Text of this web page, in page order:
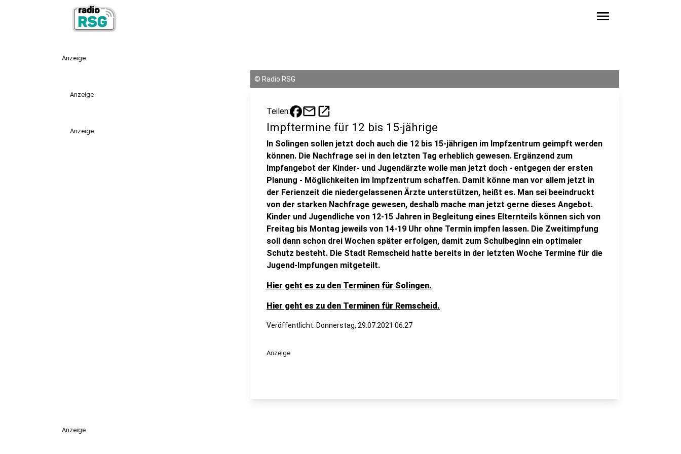
menu
Anzeige
Anzeige
Anzeige
© Radio RSG
Teilen: mailopen_in_new
Impftermine für 12 bis 15-jährige
In Solingen sollen jetzt doch auch die 12 bis 15-jährigen im Impfzentrum geimpft werden
können. Die Nachfrage sei in den letzten Tag erheblich gewesen. Ergänzend zum
Impfangebot der Kinder- und Jugendärzte wolle man jetzt doch - entgegen der ersten
Planung - Möglichkeiten im Impfzentrum schaffen. Damit könne man vor allem jetzt in
der Ferienzeit die niedergelassenen Ärzte unterstützen, heißt es. Man sei beeindruckt
von der starken Nachfrage gewesen, deshalb mache man jetzt gerne dieses Angebot.
Kinder und Jugendliche von 12-15 Jahren in Begleitung eines Elternteils können sich von
Freitag bis Montag jeweils von 14-19 Uhr ohne Termin impfen lassen. Die Zweitimpfung
soll dann schon drei Wochen später erfolgen, damit zum Schulbeginn ein optimaler
Schutz besteht. Die Stadt Remscheid hatte bereits in der letzten Woche Termine für die
Jugend-Impfungen mitgeteilt.
Hier geht es zu den Terminen für Solingen.
Hier geht es zu den Terminen für Remscheid.
Veröffentlicht: Donnerstag, 29.07.2021 06:27
Anzeige
Anzeige